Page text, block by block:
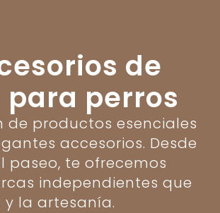
de
perros
productos esenciales
accesorios. Desde
te ofrecemos
independientes que
la artesanía.